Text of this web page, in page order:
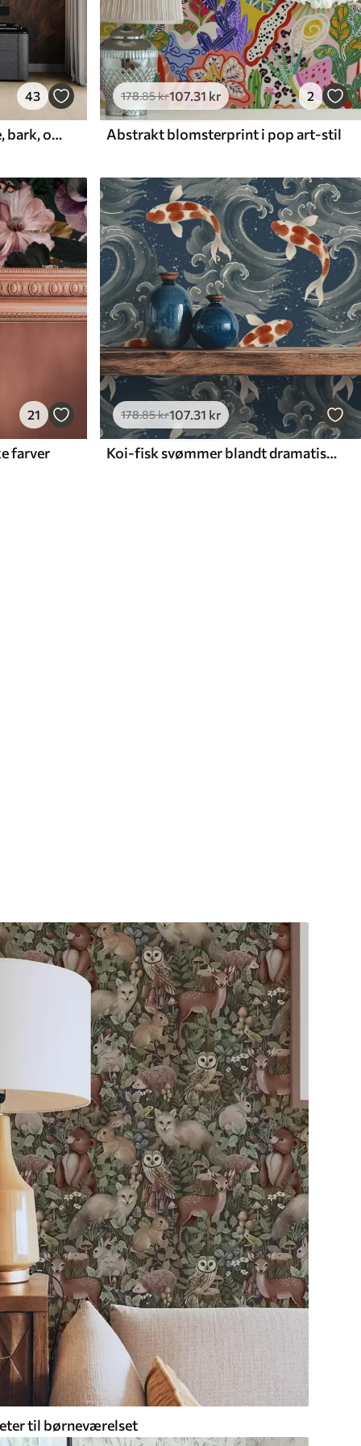
43
træ, tekstur, revner, mørke, bark, overflade
178.85kr107.31 kr 2
Abstrakt blomsterprint i pop art-stil
21
farver
178.85kr107.31 kr
Koi-fisk svømmer blandt dramatiske havbølger
til børneværelset